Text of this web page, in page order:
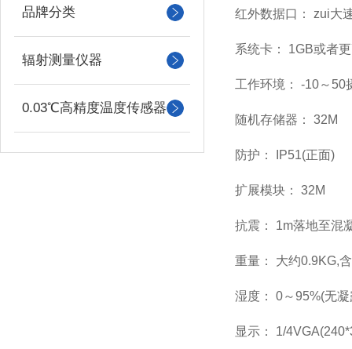
红外数据口： zui大
系统卡： 1GB或者
工作环境： -10～50
随机存储器： 32M
防护： IP51(正面)
扩展模块： 32M
抗震： 1m落地至混
重量： 大约0.9KG,
湿度： 0～95%(无凝
显示： 1/
品牌分类
辐射测量仪器
0.03℃高精度温度传感器